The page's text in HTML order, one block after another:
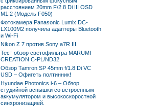
расстоянием 20mm F/2.8 Di III OSD
M1:2 (Модель F050)
Фотокамера Panasonic Lumix DC-
LX100M2 получила адаптеры Bluetooth
и Wi-Fi
Nikon Z 7 против Sony a7R III.
Тест обзор светофильтра MARUMI
CREATION C-PL/ND32
Обзор Tamron SP 45mm f/1.8 Di VC
USD – Офигеть полтинник!
Hyundae Photonics i-6 – Обзор
студийной вспышки со встроенным
аккумулятором и высокоскоростной
синхронизацией.